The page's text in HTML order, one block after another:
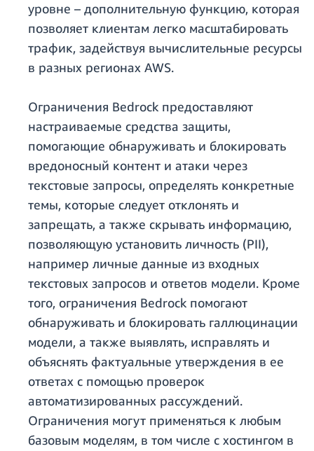
уровне – дополнительную функцию, которая
позволяет клиентам легко масштабировать
трафик, задействуя вычислительные ресурсы
в разных регионах AWS.
Ограничения Bedrock предоставляют
настраиваемые средства защиты,
помогающие обнаруживать и блокировать
вредоносный контент и атаки через
текстовые запросы, определять конкретные
темы, которые следует отклонять и
запрещать, а также скрывать информацию,
позволяющую установить личность (PII),
например личные данные из входных
текстовых запросов и ответов модели. Кроме
того, ограничения Bedrock помогают
обнаруживать и блокировать галлюцинации
модели, а также выявлять, исправлять и
объяснять фактуальные утверждения в ее
ответах с помощью проверок
автоматизированных рассуждений.
Ограничения могут применяться к любым
базовым моделям, в том числе с хостингом в